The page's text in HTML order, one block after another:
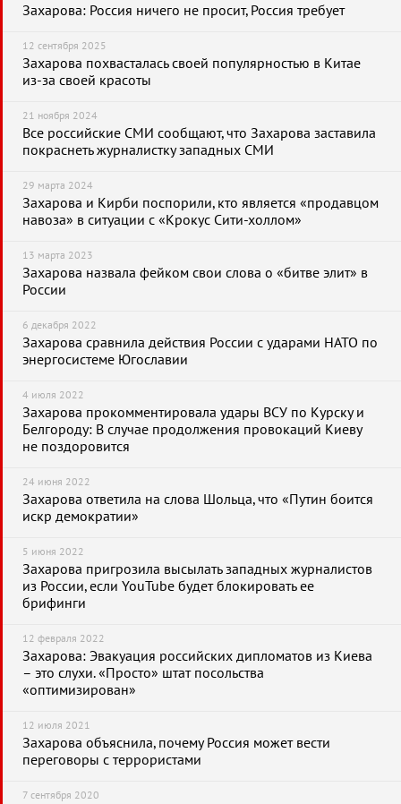
Захарова: Россия ничего не просит, Россия требует
12 сентября 2025
Захарова похвасталась своей популярностью в Китае
из-за своей красоты
21 ноября 2024
Все российские СМИ сообщают, что Захарова заставила
покраснеть журналистку западных СМИ
29 марта 2024
Захарова и Кирби поспорили, кто является «продавцом
навоза» в ситуации с «Крокус Сити-холлом»
13 марта 2023
Захарова назвала фейком свои слова о «битве элит» в
России
6 декабря 2022
Захарова сравнила действия России с ударами НАТО по
энергосистеме Югославии
4 июля 2022
Захарова прокомментировала удары ВСУ по Курску и
Белгороду: В случае продолжения провокаций Киеву
не поздоровится
24 июня 2022
Захарова ответила на слова Шольца, что «Путин боится
искр демократии»
5 июня 2022
Захарова пригрозила высылать западных журналистов
из России, если YouTube будет блокировать ее
брифинги
12 февраля 2022
Захарова: Эвакуация российских дипломатов из Киева
– это слухи. «Просто» штат посольства
«оптимизирован»
12 июля 2021
Захарова объяснила, почему Россия может вести
переговоры с террористами
7 сентября 2020